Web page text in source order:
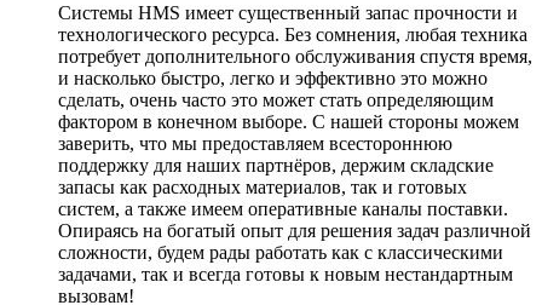
Системы HMS имеет существенный запас прочности и
технологического ресурса. Без сомнения, любая техника
потребует дополнительного обслуживания спустя время,
и насколько быстро, легко и эффективно это можно
сделать, очень часто это может стать определяющим
фактором в конечном выборе. С нашей стороны можем
заверить, что мы предоставляем всестороннюю
поддержку для наших партнёров, держим складские
запасы как расходных материалов, так и готовых
систем, а также имеем оперативные каналы поставки.
Опираясь на богатый опыт для решения задач различной
сложности, будем рады работать как с классическими
задачами, так и всегда готовы к новым нестандартным
вызовам!